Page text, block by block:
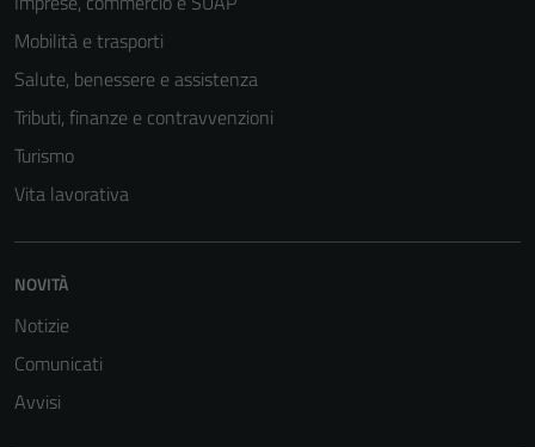
Mobilità e trasporti
Salute, benessere e assistenza
Tributi, finanze e contravvenzioni
Turismo
Vita lavorativa
NOVITÀ
Notizie
Comunicati
Avvisi